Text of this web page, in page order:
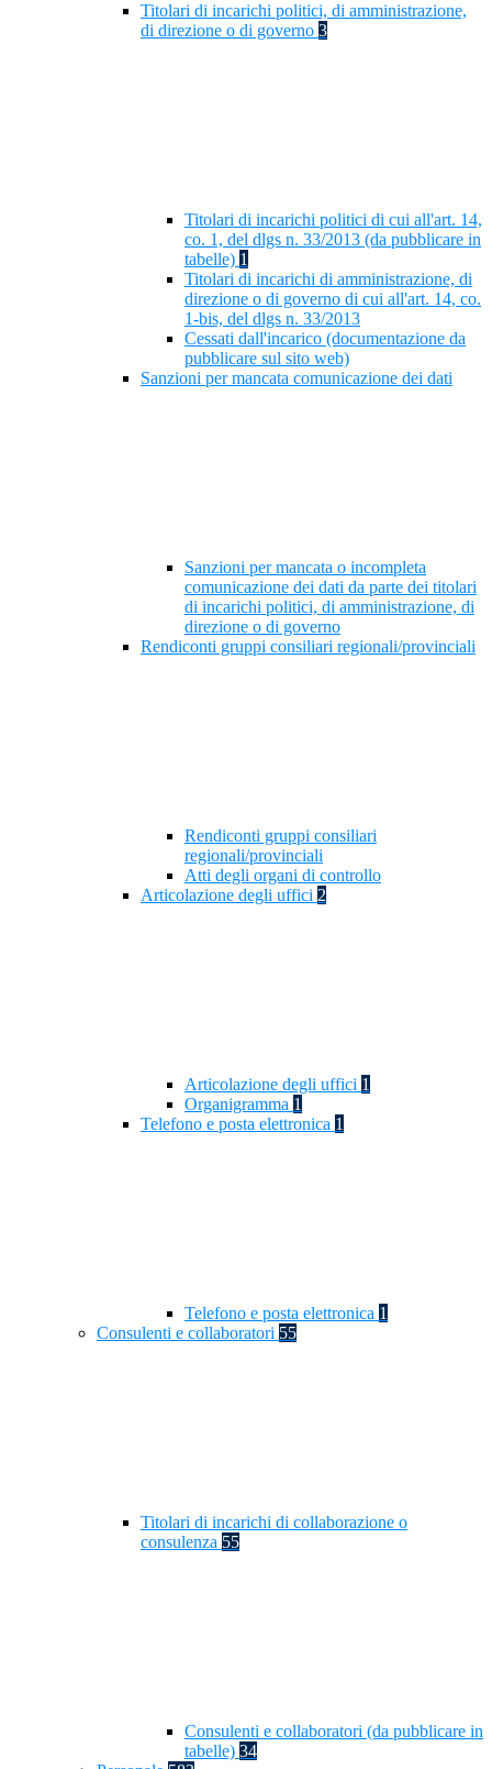
Titolari di incarichi politici, di amministrazione,
di direzione o di governo 3
Titolari di incarichi politici di cui all'art. 14,
co. 1, del dlgs n. 33/2013 (da pubblicare in
tabelle) 1
Titolari di incarichi di amministrazione, di
direzione o di governo di cui all'art. 14, co.
1-bis, del dlgs n. 33/2013
Cessati dall'incarico (documentazione da
pubblicare sul sito web)
Sanzioni per mancata comunicazione dei dati
Sanzioni per mancata o incompleta
comunicazione dei dati da parte dei titolari
di incarichi politici, di amministrazione, di
direzione o di governo
Rendiconti gruppi consiliari regionali/provinciali
Rendiconti gruppi consiliari
regionali/provinciali
Atti degli organi di controllo
Articolazione degli uffici 2
Articolazione degli uffici 1
Organigramma 1
Telefono e posta elettronica 1
Telefono e posta elettronica 1
Consulenti e collaboratori 55
Titolari di incarichi di collaborazione o
consulenza 55
Consulenti e collaboratori (da pubblicare in
tabelle) 34